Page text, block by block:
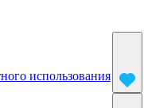
использования